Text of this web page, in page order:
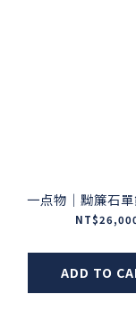
一点物｜黝簾石
ADD TO